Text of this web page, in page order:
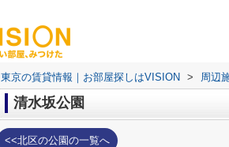
東京の賃貸情報｜お部屋探しはVISION > 周辺
清水坂公園
<<北区の公園の一覧へ